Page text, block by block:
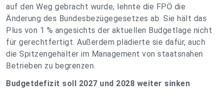
auf den Weg gebracht wurde, lehnte die FPÖ die
Änderung des Bundesbezügegesetzes ab. Sie hält das
Plus von 1 % angesichts der aktuellen Budgetlage nicht
für gerechtfertigt. Außerdem plädierte sie dafür, auch
die Spitzengehälter im Management von staatsnahen
Betrieben zu begrenzen.
Budgetdefizit soll 2027 und 2028 weiter sinken